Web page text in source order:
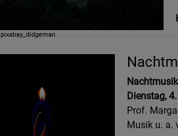
pixabay_didgeman
Dienstag,
Prof.
Musik u. a.